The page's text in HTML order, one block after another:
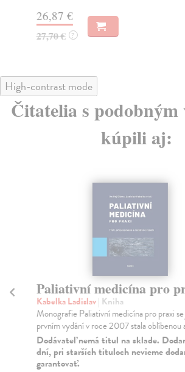
26,87 €
27,70 € ?
High-contrast mode
Čitatelia s podobným
kúpili aj:
Paliativní medicína pro
Kabelka Ladislav| Kniha
Monografie Paliativní medicína pro praxi se
prvním vydání v roce 2007 stala oblíbenou
Dodávateľ nemá titul na sklade.
dní, pri starších tituloch nevieme
garantovať.